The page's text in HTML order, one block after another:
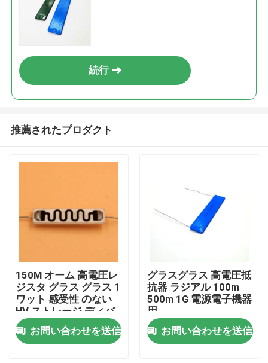
家へ
続行
推薦されたプロダクト
150M オーム 高電圧レ
ジスタ グラス グラス 1
ワット 感受性 のない
HV ストレージ ディバ
イダー
お問い合わせを送信
グラスグラス 高電圧抵
抗器 ラジアル 100m
500m 1G 電源電子機器
用
お問い合わせを送信